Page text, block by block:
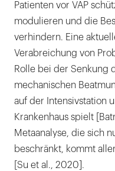
Patienten vor VAP
modulieren und die
verhindern. Eine
Verabreichung von
Rolle bei der Senkung
mechanischen
auf der Intensivstation
Krankenhaus spielt
Metaanalyse, die sich
beschränkt, kommt
[Su et al., 2020].